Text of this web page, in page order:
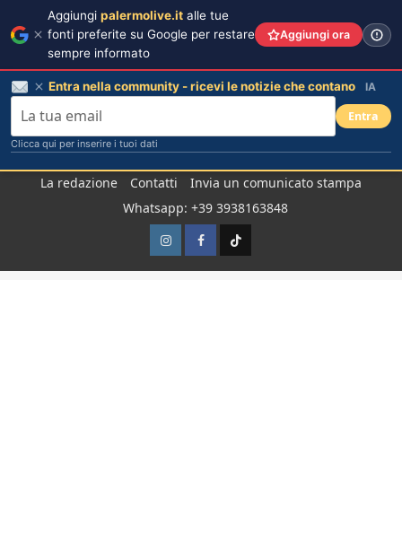
La redazione Contatti
Invia un comunicato stampa
Whatsapp: +39 3938163848
InstagramFacebook
TikTok
Aggiungi palermolive.it alle tue
fonti preferite su Google per restare
sempre informato
Aggiungi ora
Entra nella community - ricevi le notizie che contano IA
Entra
Clicca qui per inserire i tuoi dati